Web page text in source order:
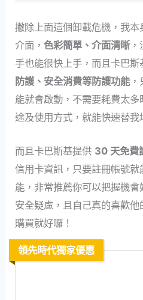
撇除上面這個卸載危機，我
介面，色彩簡單、介面清晰，
手也能很快上手，而且卡巴斯
防護、安全消費等防護功能，
能就會啟動，不需要耗費太
途及使用方式，就能快速替我
而且卡巴斯基提供 30 天免費
信用卡資訊，只要註冊帳號
能，非常推薦你可以把握機
安全疑慮，且自己真的喜歡
購買就好囉！
領先時代獨家優惠